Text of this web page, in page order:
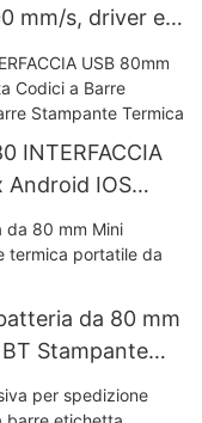
mm/s, driver e
INTERFACCIA
Android IOS
Termica
Termica
da 80 mm
Stampante